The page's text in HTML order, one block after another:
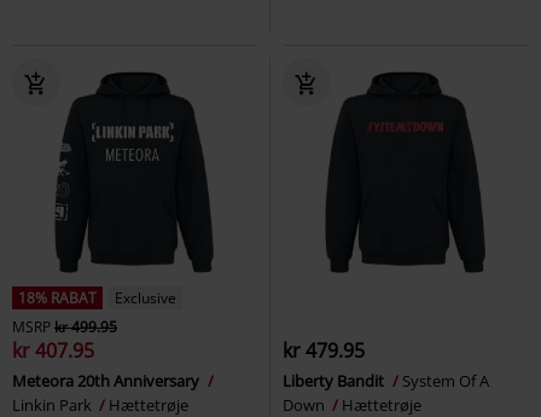
18% RABAT
Exclusive
MSRPkr 499.95
kr 407.95
Meteora 20th Anniversary
Linkin Park
Hættetrøje
kr 479.95
Liberty Bandit
System Of A
Down
Hættetrøje